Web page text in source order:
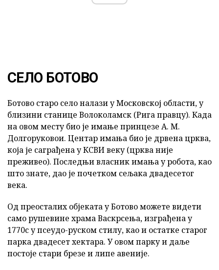
СЕЛО БОТОВО
Ботово старо село налази у Московској области, у
близини станице Волоколамск (Рига правцу). Када
на овом месту био је имање принцезе А. М.
Долгоруковои. Центар имања био је дрвена црква,
која је саграђена у КСВИ веку (црква није
преживео). Последњи власник имања у робота, као
што знате, дао је почетком сељака двадесетог
века.
Од преосталих објеката у Ботово можете видети
само рушевине храма Васкрсења, изграђена у
1770с у псеудо-руском стилу, као и остатке старог
парка двадесет хектара. У овом парку и даље
постоје стари брезе и липе авеније.